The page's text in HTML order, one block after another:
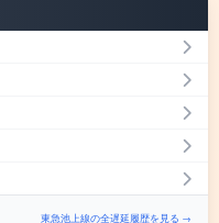
東急池上線の全遅延履歴を見る →